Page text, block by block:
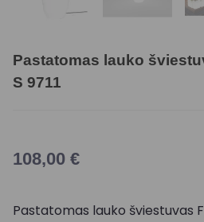
Pastatomas lauko
S 9711
108,00 €
Pastatomas lauko šviestuvas